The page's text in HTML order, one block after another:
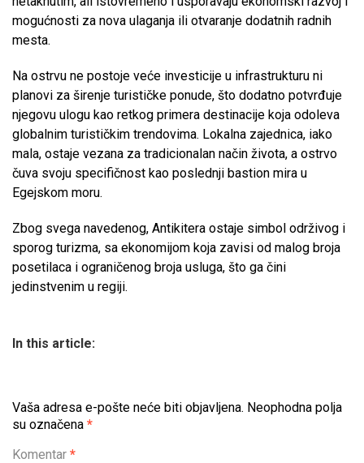
mogućnosti za nova ulaganja ili otvaranje dodatnih radnih
mesta.
Na ostrvu ne postoje veće investicije u infrastrukturu ni
planovi za širenje turističke ponude, što dodatno potvrđuje
njegovu ulogu kao retkog primera destinacije koja odoleva
globalnim turističkim trendovima. Lokalna zajednica, iako
mala, ostaje vezana za tradicionalan način života, a ostrvo
čuva svoju specifičnost kao poslednji bastion mira u
Egejskom moru.
Zbog svega navedenog, Antikitera ostaje simbol održivog i
sporog turizma, sa ekonomijom koja zavisi od malog broja
posetilaca i ograničenog broja usluga, što ga čini
jedinstvenim u regiji.
In this article:
Vaša adresa e-pošte neće biti objavljena. Neophodna polja
su označena *
Komentar *